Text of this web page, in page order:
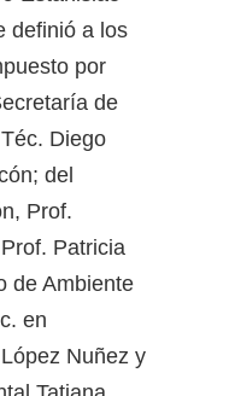
definió a los
por
de
Diego
del
Prof.
Patricia
de Ambiente
en
Nuñez y